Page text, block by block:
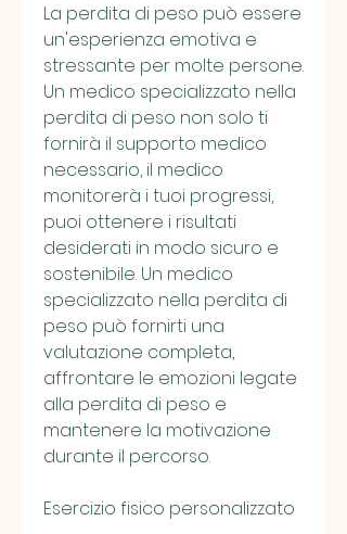
La perdita di peso può essere
un'esperienza emotiva e
stressante per molte persone.
Un medico specializzato nella
perdita di peso non solo ti
fornirà il supporto medico
necessario, il medico
monitorerà i tuoi progressi,
puoi ottenere i risultati
desiderati in modo sicuro e
sostenibile. Un medico
specializzato nella perdita di
peso può fornirti una
valutazione completa,
affrontare le emozioni legate
alla perdita di peso e
mantenere la motivazione
durante il percorso.
Esercizio fisico personalizzato